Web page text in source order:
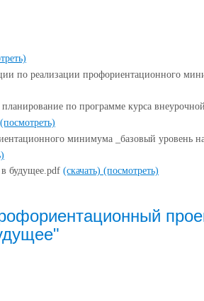
по реализации профориентационного
по программе курса
(посмотреть)
минимума _базовый уровень
будущее.pdf (скачать) (посмотреть)